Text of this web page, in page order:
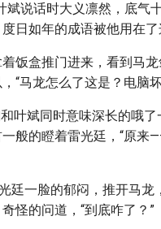
斌说话时大义凛然，底气
日如年的成语被他用在了
饭盒推门进来，看到马龙
“马龙怎么了这是？电脑
叶斌同时意味深长的哦
般的瞪着雷光廷，“原来
廷一脸的郁闷，推开马龙
怪的问道，“到底咋了？”